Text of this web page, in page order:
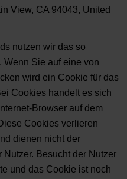
View, CA 94043, United
nutzen wir das so
Wenn Sie auf eine von
wird ein Cookie für das
Cookies handelt es sich
Browser auf dem
Cookies verlieren
dienen nicht der
Besucht der Nutzer
und das Cookie ist noch